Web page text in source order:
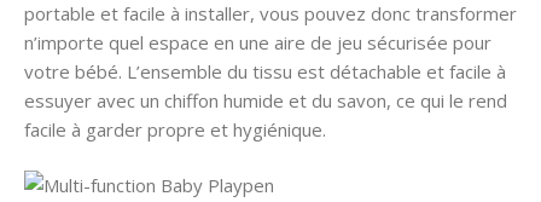
portable et facile à installer, vous pouvez donc transformer
n’importe quel espace en une aire de jeu sécurisée pour
votre bébé. L’ensemble du tissu est détachable et facile à
essuyer avec un chiffon humide et du savon, ce qui le rend
facile à garder propre et hygiénique.